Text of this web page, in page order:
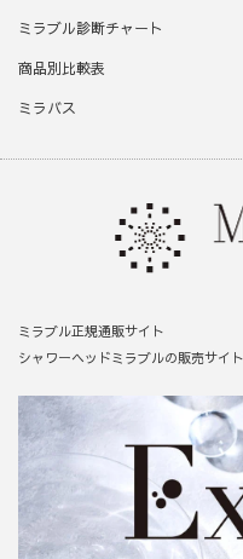
ミラブル診断チャート
商品別比較表
ミラバス
ミラブル正規通販サイト
シャワーヘッドミラブルの販売サイ